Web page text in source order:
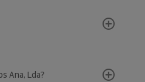
Ana, Lda?